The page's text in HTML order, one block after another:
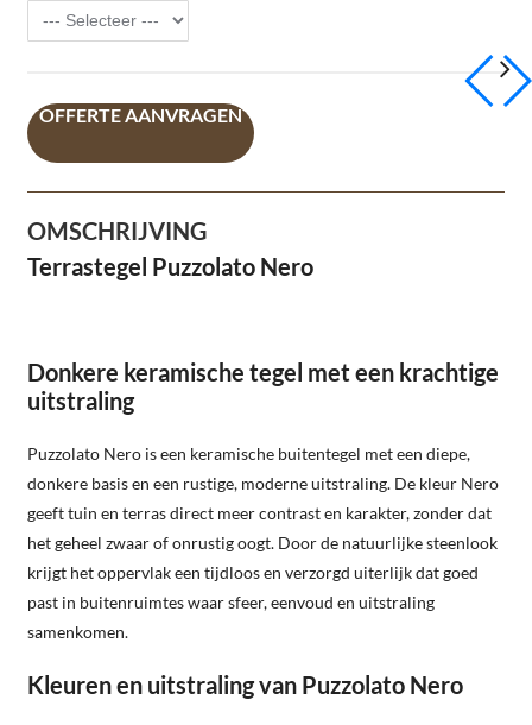
OFFERTE AANVRAGEN
OMSCHRIJVING
Terrastegel Puzzolato Nero
Donkere keramische tegel met een krachtige
uitstraling
Puzzolato Nero is een keramische buitentegel met een diepe,
donkere basis en een rustige, moderne uitstraling. De kleur Nero
geeft tuin en terras direct meer contrast en karakter, zonder dat
het geheel zwaar of onrustig oogt. Door de natuurlijke steenlook
krijgt het oppervlak een tijdloos en verzorgd uiterlijk dat goed
past in buitenruimtes waar sfeer, eenvoud en uitstraling
samenkomen.
Kleuren en uitstraling van Puzzolato Nero